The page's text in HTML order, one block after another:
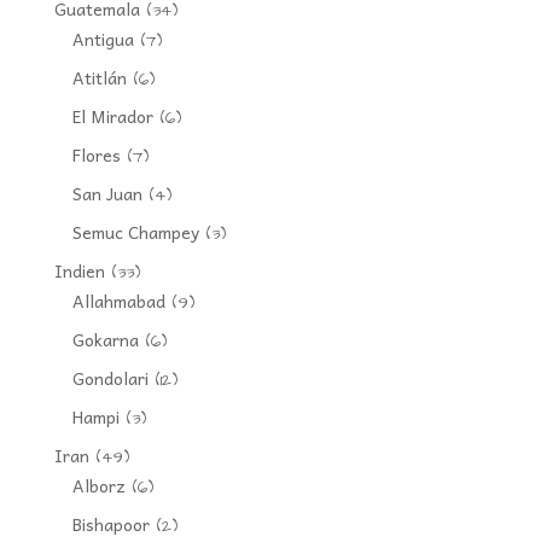
Guatemala(34)
Antigua(7)
Atitlán (6)
El Mirador(6)
Flores (7)
San Juan (4)
Semuc Champey(3)
Indien (33)
Allahmabad(9)
Gokarna(6)
Gondolari (12)
Hampi (3)
Iran (49)
Alborz (6)
Bishapoor(2)